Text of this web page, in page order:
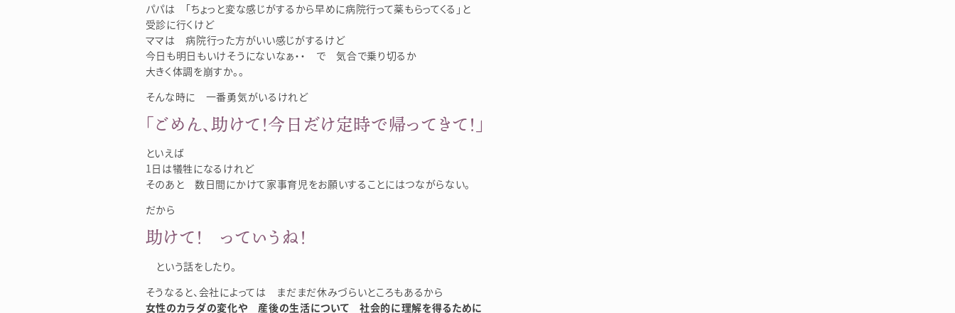
パパは 「ちょっと変な感じがするから早めに病院行って薬もらってくる」と
受診に行くけど
ママは 病院行った方がいい感じがするけど
今日も明日もいけそうにないなぁ・・ で 気合で乗り切るか
大きく体調を崩すか。。
そんな時に 一番勇気がいるけれど
「ごめん、助けて！今日だけ定時で帰ってきて！」
といえば
1日は犠牲になるけれど
そのあと 数日間にかけて家事育児をお願いすることにはつながらない。
だから
助けて！ っていうね！
という話をしたり。
そうなると、会社によっては まだまだ休みづらいところもあるから
女性のカラダの変化や 産後の生活について 社会的に理解を得るために